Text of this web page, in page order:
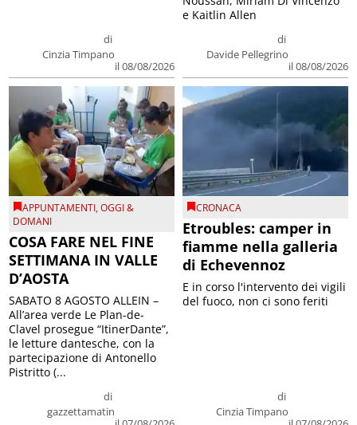
di
Cinzia Timpano
il 08/08/2026
di
Davide Pellegrino
il 08/08/2026
e Kaitlin Allen
APPUNTAMENTI,OGGI &
DOMANI
COSA FARE NEL FINE
SETTIMANA IN VALLE
D’AOSTA
di
gazzettamatin
SABATO 8 AGOSTO ALLEIN –
All’area verde Le Plan-de-
Clavel prosegue “ItinerDante”,
le letture dantesche, con la
partecipazione di Antonello
Pistritto (...
CRONACA
Etroubles: camper in
fiamme nella galleria
di Echevennoz
di
Cinzia Timpano
E in corso l'intervento dei vigili
del fuoco, non ci sono feriti